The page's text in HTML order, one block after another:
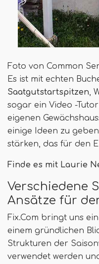
Foto von Common
Es ist mit echten
Saatgutstartspitzen,
sogar ein Video -
eigenen
einige Ideen zu
stärken, das für den
Finde es mit Laurie
Verschiedene
Ansätze für
Fix.Com bringt uns
einem gründlichen
Strukturen der
verwendet werden